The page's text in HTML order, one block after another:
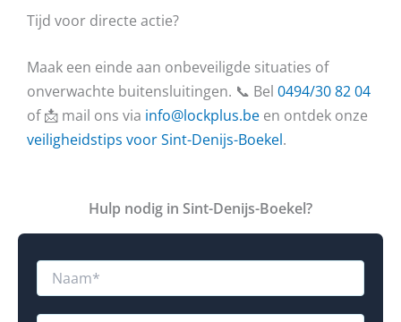
Tijd voor directe actie?
Maak een einde aan onbeveiligde situaties of
onverwachte buitensluitingen. 📞 Bel 0494/30 82 04
of 📩 mail ons via info@lockplus.be en ontdek onze
veiligheidstips voor Sint-Denijs-Boekel.
Hulp nodig in Sint-Denijs-Boekel?
R
a
c
N